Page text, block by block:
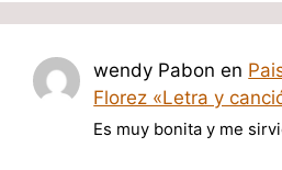
wendy Pabon en
Florez «Letra y
Es muy bonita y me